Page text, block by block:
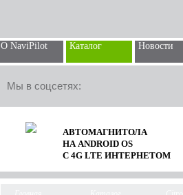
О NaviPilot Каталог Новости
Мы в соцсетях:
АВТОМАГНИТОЛА
НА ANDROID OS
С 4G LTE ИНТЕРНЕТОМ